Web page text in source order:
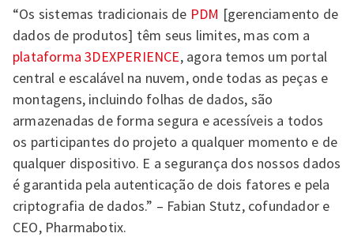
“Os sistemas tradicionais de PDM [gerenciamento de
dados de produtos] têm seus limites, mas com a
plataforma 3DEXPERIENCE, agora temos um portal
central e escalável na nuvem, onde todas as peças e
montagens, incluindo folhas de dados, são
armazenadas de forma segura e acessíveis a todos
os participantes do projeto a qualquer momento e de
qualquer dispositivo. E a segurança dos nossos dados
é garantida pela autenticação de dois fatores e pela
criptografia de dados.” – Fabian Stutz, cofundador e
CEO, Pharmabotix.